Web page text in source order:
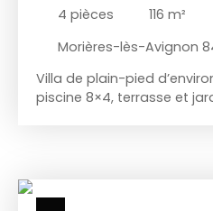
4 pièces 116 m²
Morières-lès-Avignon
Villa de plain-pied
piscine 8×4, terrasse et